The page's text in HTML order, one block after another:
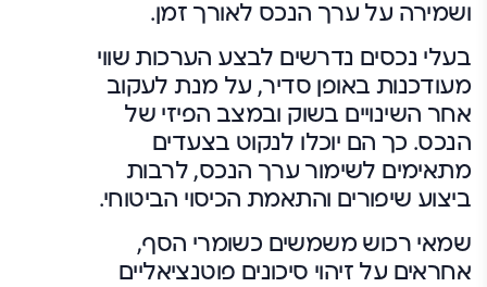
ושמירה על ערך הנכס לאורך זמן.
בעלי נכסים נדרשים לבצע הערכות שווי
מעודכנות באופן סדיר, על מנת לעקוב
אחר השינויים בשוק ובמצב הפיזי של
הנכס. כך הם יוכלו לנקוט בצעדים
מתאימים לשימור ערך הנכס, לרבות
ביצוע שיפורים והתאמת הכיסוי הביטוחי.
שמאי רכוש משמשים כשומרי הסף,
אחראים על זיהוי סיכונים פוטנציאליים